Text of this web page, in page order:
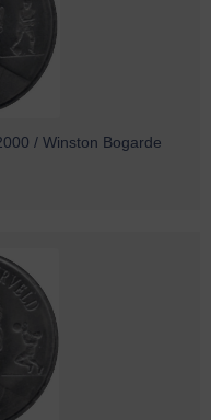
/ Winston Bogarde